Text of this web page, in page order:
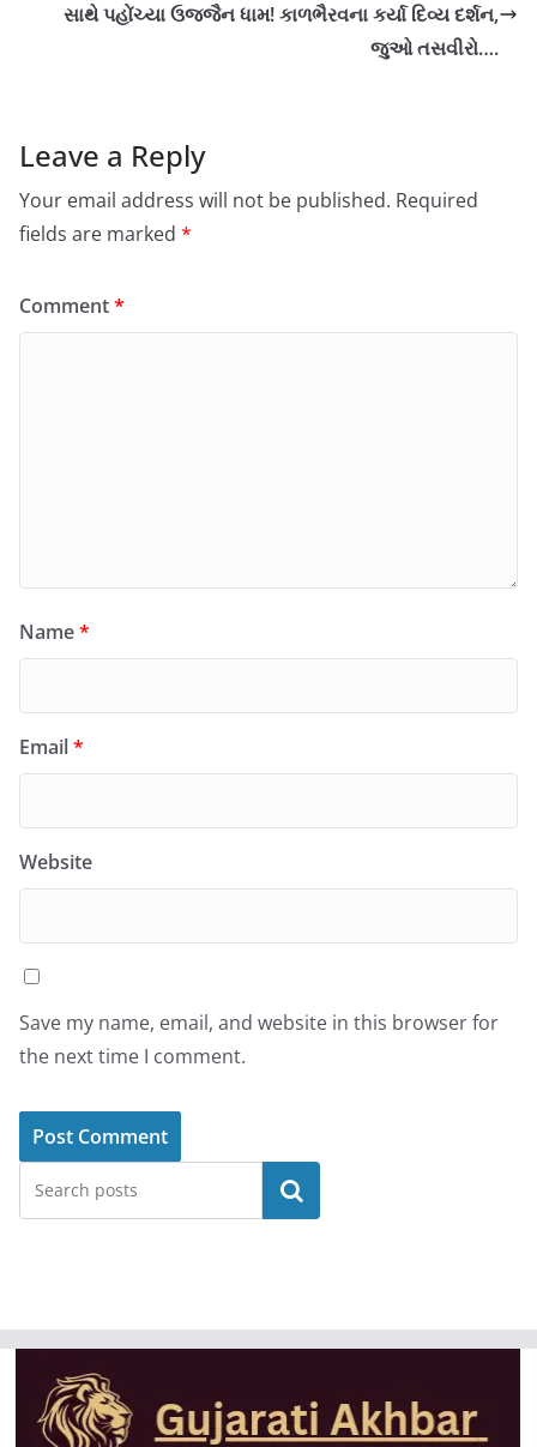
સાથે પહોંચ્યા ઉજજૈન ધામ! કાળભૈરવના કર્યા દિવ્ય દર્શન,
જુઓ તસવીરો….
Leave a Reply
Your email address will not be published. Required
fields are marked *
Comment*
Name*
Email*
Website
Save my name, email, and website in this browser for
the next time I comment.
Search